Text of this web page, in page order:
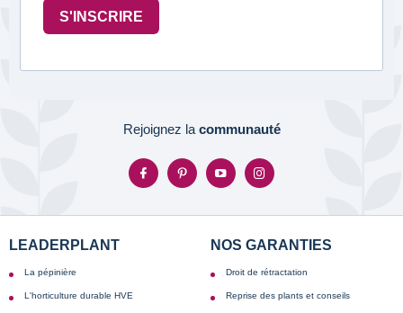
S'INSCRIRE
Rejoignez la communauté
LEADERPLANT
La pépinière
L'horticulture durable HVE
NOS GARANTIES
Droit de rétractation
Reprise des plants et conseils